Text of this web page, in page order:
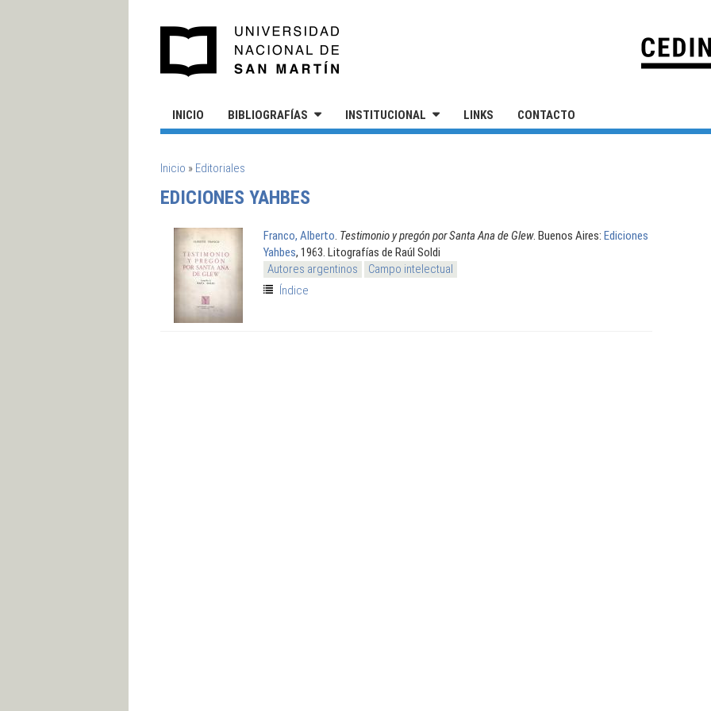
INICIO BIBLIOGRAFÍAS INSTITUCIONAL LINKS CONTACTO
SE ENCUENTRA USTED AQUÍ
Inicio » Editoriales
EDICIONES YAHBES
Franco, Alberto Testimonio y pregón por Santa Ana de Glew. Buenos Aires: Ediciones
Yahbes, 1963. Litografías de Raúl Soldi
Autores argentinos
Campo intelectual
Índice